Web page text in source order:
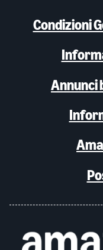
Condizioni
Annunci